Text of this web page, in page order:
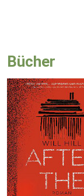
Bücher